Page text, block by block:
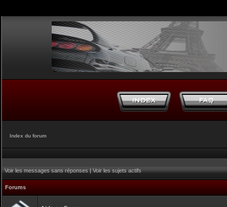
Index du forum
Voir les messages sans réponses|Voir les sujets actifs
Forums